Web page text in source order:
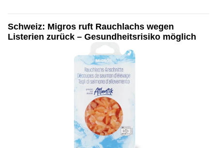
Schweiz: Migros ruft Rauchlachs wegen
Listerien zurück – Gesundheitsrisiko möglich